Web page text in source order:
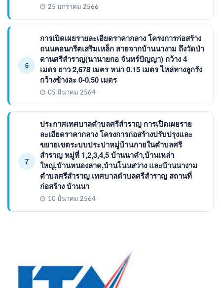
25 มกราคม 2566
6
การเปิดเผยรายละเอียดราคากลาง โครงการก่อสร้าง
ถนนคอนกรีตเสริมเหล็ก สายจากบ้านนางาม ถึงวัดป่า
ดานศรีสำราญ(นานายกอ จันทร์ปัญญา) กว้าง 4
เมตร ยาว 2,678 เมตร หนา 0.15 เมตร ไหล่ทางลูกรัง
กว้างข้างละ 0-0.50 เมตร
05 มีนาคม 2564
7
ประกาศเทศบาลตำบลศรีสำราญ การเปิดเผยราย
ละเอียดราคากลาง โครงการก่อสร้างปรับปรุงและ
ขยายเขตระบบประปาหมู่บ้านภายในตำบลศรี
สำราญ หมู่ที่ 1,2,3,4,5 บ้านนาคำ,บ้านเหล่า
ใหญ่,บ้านหนองลาด,บ้านโนนสว่าง และบ้านนางาม
ตำบลศรีสำราญ เทศบาลตำบลศรีสำราญ สถานที่
ก่อสร้าง บ้านนา
10 มีนาคม 2564